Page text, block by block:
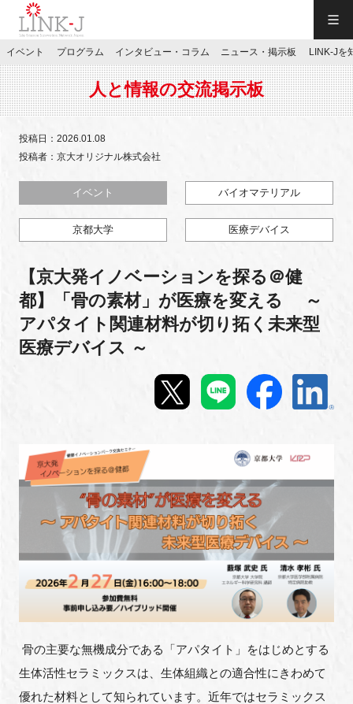
JP／EN
特別会員専用メニュー
施設ご予約
お問い合わせ
マイページ
プログラム
インタビュー・コラム
ニュース・掲示板
LINK-Jを知る
施設・アクセス
イベント プログラム インタビュー・コラム ニュース・掲示板 LINK-Jを
人と情報の交流掲示板
投稿日：2026.01.08
投稿者：京大オリジナル株式会社
イベント バイオマテリアル
京都大学 医療デバイス
【京大発イノベーションを探る＠健
都】「骨の素材」が医療を変える ～
アパタイト関連材料が切り拓く未来型
医療デバイス ～
骨の主要な無機成分である「アパタイト」をはじめとする
生体活性セラミックスは、生体組織との適合性にきわめて
優れた材料として知られています。近年ではセラミックス